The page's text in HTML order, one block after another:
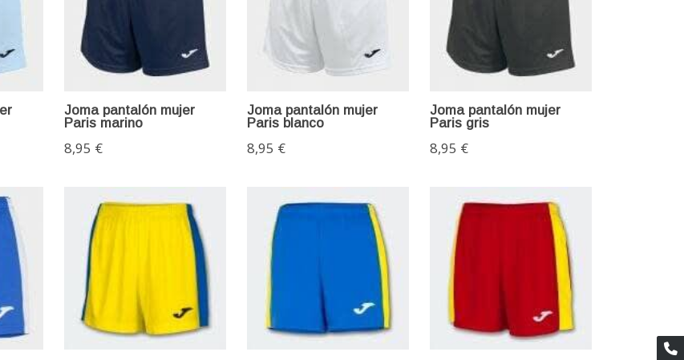
Joma pantalón mujer
Paris marino
8,95 €
Joma pantalón mujer
Paris blanco
8,95 €
Joma pantalón mujer
Paris gris
8,95 €